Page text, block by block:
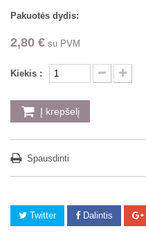
Pakuotės dydis:
2,80 € su PVM
Kiekis :
Į krepšelį
Spausdinti
Twitter Dalintis